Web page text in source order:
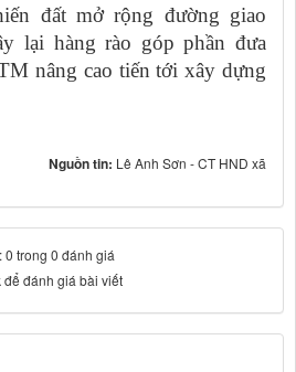
đất mở rộng đường giao
lại hàng rào góp phần đưa
nâng cao tiến tới xây dựng
Nguồn tin: Lê Anh Sơn - CT HND xã
0 trong 0 đánh giá
để đánh giá bài viết